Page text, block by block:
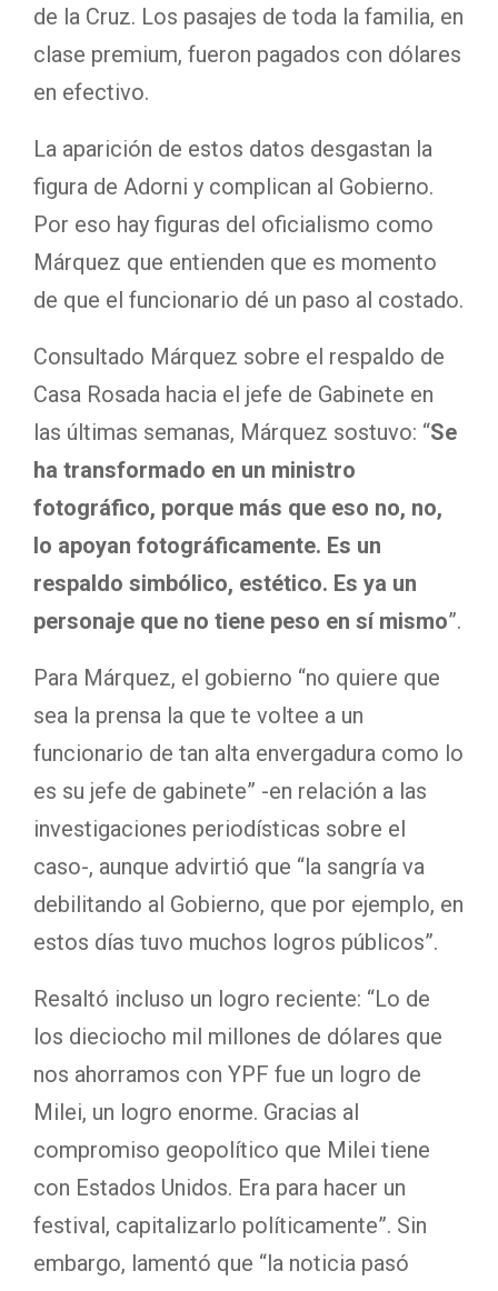
de la Cruz. Los pasajes de toda la familia, en
clase premium, fueron pagados con dólares
en efectivo.
La aparición de estos datos desgastan la
figura de Adorni y complican al Gobierno.
Por eso hay figuras del oficialismo como
Márquez que entienden que es momento
de que el funcionario dé un paso al costado.
Consultado Márquez sobre el respaldo de
Casa Rosada hacia el jefe de Gabinete en
las últimas semanas, Márquez sostuvo: “Se
ha transformado en un ministro
fotográfico, porque más que eso no, no,
lo apoyan fotográficamente. Es un
respaldo simbólico, estético. Es ya un
personaje que no tiene peso en sí mismo”.
Para Márquez, el gobierno “no quiere que
sea la prensa la que te voltee a un
funcionario de tan alta envergadura como lo
es su jefe de gabinete” -en relación a las
investigaciones periodísticas sobre el
caso-, aunque advirtió que “la sangría va
debilitando al Gobierno, que por ejemplo, en
estos días tuvo muchos logros públicos”.
Resaltó incluso un logro reciente: “Lo de
los dieciocho mil millones de dólares que
nos ahorramos con YPF fue un logro de
Milei, un logro enorme. Gracias al
compromiso geopolítico que Milei tiene
con Estados Unidos. Era para hacer un
festival, capitalizarlo políticamente”. Sin
embargo, lamentó que “la noticia pasó